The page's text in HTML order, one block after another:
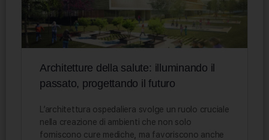
Architetture della salute: illuminando il
passato, progettando il futuro
L’architettura ospedaliera svolge un ruolo cruciale
nella creazione di ambienti che non solo
forniscono cure mediche, ma favoriscono anche